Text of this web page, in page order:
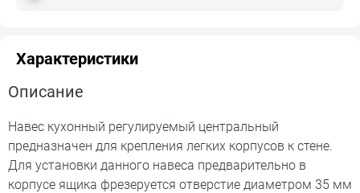
Характеристики
Описание
Навес кухонный регулируемый центральный
предназначен для крепления легких корпусов к стене.
Для установки данного навеса предварительно в
корпусе ящика фрезеруется отверстие диаметром 35 мм